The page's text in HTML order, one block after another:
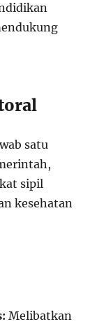
satu
sipil
kesehatan
Melibatkan